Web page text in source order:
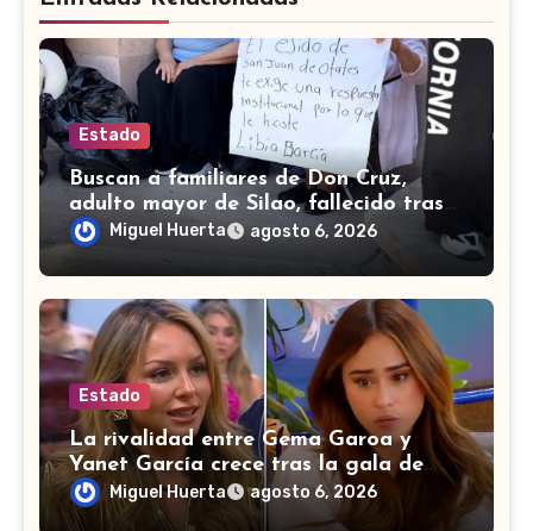
Estado
Buscan a familiares de Don Cruz,
adulto mayor de Silao, fallecido tras
accidente vial en Tijuana
Miguel Huerta agosto 6, 2026
Estado
La rivalidad entre Gema Garoa y
Yanet García crece tras la gala de
eliminación
Miguel Huerta agosto 6, 2026